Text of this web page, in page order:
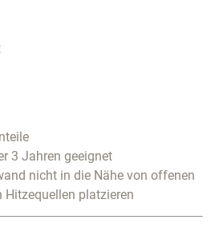
3 Jahren geeignet
nicht in die Nähe von offenen
Hitzequellen platzieren